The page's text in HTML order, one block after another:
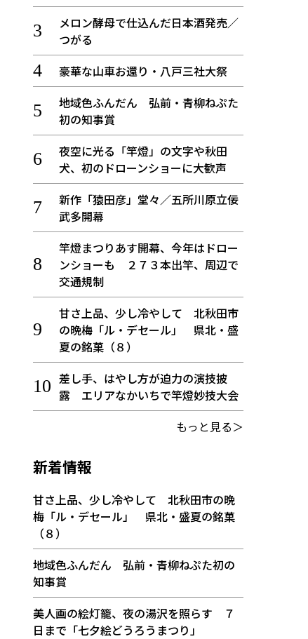
メロン酵母で仕込んだ日本酒発売／
つがる
豪華な山車お還り・八戸三社大祭
地域色ふんだん 弘前・青柳ねぷた
初の知事賞
夜空に光る「竿燈」の文字や秋田
犬、初のドローンショーに大歓声
新作「猿田彦」堂々／五所川原立佞
武多開幕
竿燈まつりあす開幕、今年はドロー
ンショーも ２７３本出竿、周辺で
交通規制
甘さ上品、少し冷やして 北秋田市
の晩梅「ル・デセール」 県北・盛
夏の銘菓（８）
差し手、はやし方が迫力の演技披
露 エリアなかいちで竿燈妙技大会
もっと見る＞
新着情報
甘さ上品、少し冷やして 北秋田市の晩
梅「ル・デセール」 県北・盛夏の銘菓
（８）
地域色ふんだん 弘前・青柳ねぷた初の
知事賞
美人画の絵灯籠、夜の湯沢を照らす ７
日まで「七夕絵どうろうまつり」